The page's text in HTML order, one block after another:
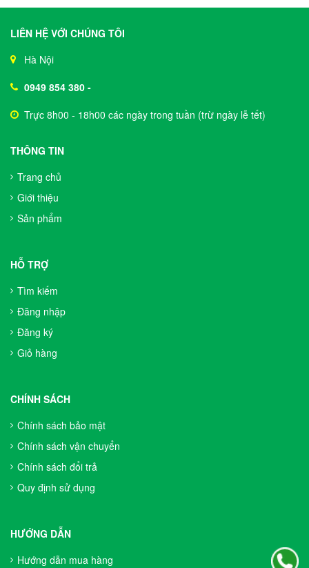
LIÊN HỆ VỚI CHÚNG TÔI
Hà Nội
0949 854 380 -
Trực 8h00 - 18h00 các ngày trong tuần (trừ ngày lễ tết)
THÔNG TIN
Trang chủ
Giới thiệu
Sản phẩm
HỖ TRỢ
Tìm kiếm
Đăng nhập
Đăng ký
Giỏ hàng
CHÍNH SÁCH
Chính sách bảo mật
Chính sách vận chuyển
Chính sách đổi trả
Quy định sử dụng
HƯỚNG DẪN
Hướng dẫn mua hàng